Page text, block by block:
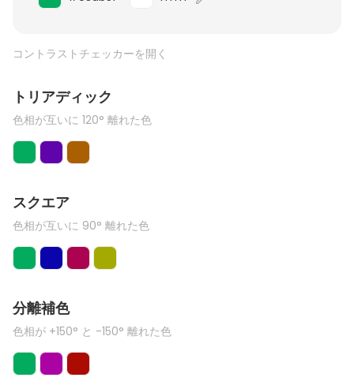
コントラストチェッカーを開く
トリアディック
色相が互いに 120° 離れた色
スクエア
色相が互いに 90° 離れた色
分離補色
色相が +150° と -150° 離れた色